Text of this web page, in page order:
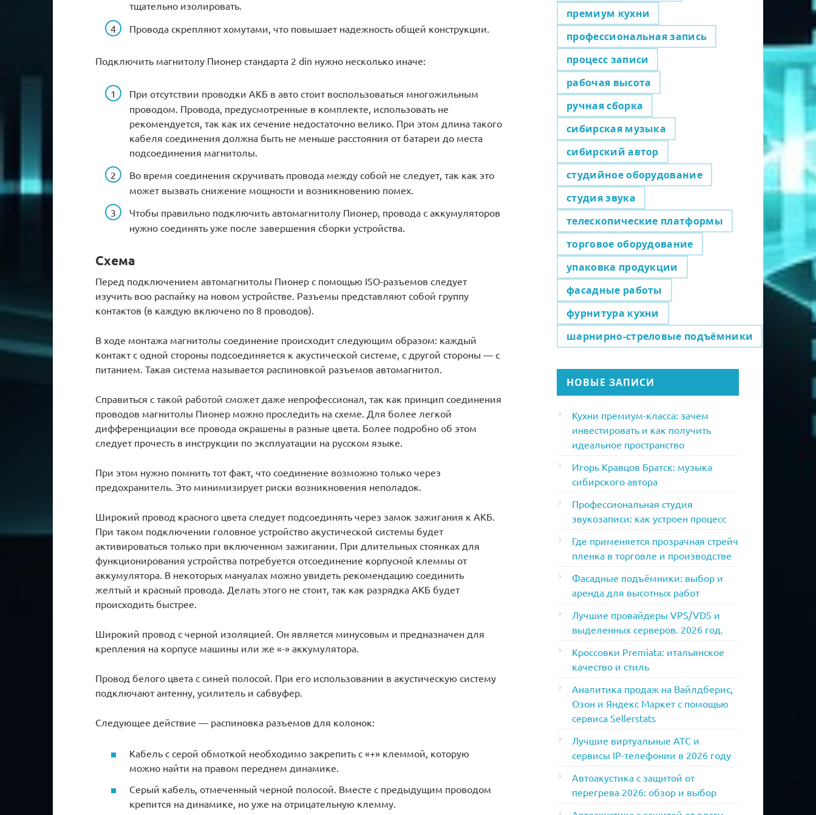
тщательно изолировать.
Провода скрепляют хомутами, что повышает надежность общей конструкции.
Подключить магнитолу Пионер стандарта 2 din нужно несколько иначе:
При отсутствии проводки АКБ в авто стоит воспользоваться многожильным
проводом. Провода, предусмотренные в комплекте, использовать не
рекомендуется, так как их сечение недостаточно велико. При этом длина такого
кабеля соединения должна быть не меньше расстояния от батареи до места
подсоединения магнитолы.
Во время соединения скручивать провода между собой не следует, так как это
может вызвать снижение мощности и возникновению помех.
Чтобы правильно подключить автомагнитолу Пионер, провода с аккумуляторов
нужно соединять уже после завершения сборки устройства.
Схема
Перед подключением автомагнитолы Пионер с помощью ISO-разъемов следует
изучить всю распайку на новом устройстве. Разъемы представляют собой группу
контактов (в каждую включено по 8 проводов).
В ходе монтажа магнитолы соединение происходит следующим образом: каждый
контакт с одной стороны подсоединяется к акустической системе, с другой стороны — с
питанием. Такая система называется распиновкой разъемов автомагнитол.
Справиться с такой работой сможет даже непрофессионал, так как принцип соединения
проводов магнитолы Пионер можно проследить на схеме. Для более легкой
дифференциации все провода окрашены в разные цвета. Более подробно об этом
следует прочесть в инструкции по эксплуатации на русском языке.
При этом нужно помнить тот факт, что соединение возможно только через
предохранитель. Это минимизирует риски возникновения неполадок.
Широкий провод красного цвета следует подсоединять через замок зажигания к АКБ.
При таком подключении головное устройство акустической системы будет
активироваться только при включенном зажигании. При длительных стоянках для
функционирования устройства потребуется отсоединение корпусной клеммы от
аккумулятора. В некоторых мануалах можно увидеть рекомендацию соединить
желтый и красный провода. Делать этого не стоит, так как разрядка АКБ будет
происходить быстрее.
Широкий провод с черной изоляцией. Он является минусовым и предназначен для
крепления на корпусе машины или же «-» аккумулятора.
Провод белого цвета с синей полосой. При его использовании в акустическую систему
подключают антенну, усилитель и сабвуфер.
Следующее действие — распиновка разъемов для колонок:
Кабель с серой обмоткой необходимо закрепить с «+» клеммой, которую
можно найти на правом переднем динамике.
Серый кабель, отмеченный черной полосой. Вместе с предыдущим проводом
крепится на динамике, но уже на отрицательную клемму.
премиум кухни
профессиональная запись
процесс записи
рабочая высота
ручная сборка
сибирская музыка
сибирский автор
студийное оборудование
студия звука
телескопические платформы
торговое оборудование
упаковка продукции
фасадные работы
фурнитура кухни
шарнирно-стреловые подъёмники
НОВЫЕ ЗАПИСИ
Кухни премиум-класса: зачем
инвестировать и как получить
идеальное пространство
Игорь Кравцов Братск: музыка
сибирского автора
Профессиональная студия
звукозаписи: как устроен процесс
Где применяется прозрачная стрейч
пленка в торговле и производстве
Фасадные подъёмники: выбор и
аренда для высотных работ
Лучшие провайдеры VPS/VDS и
выделенных серверов. 2026 год.
Кроссовки Premiata: итальянское
качество и стиль
Аналитика продаж на Вайлдберис,
Озон и Яндекс Маркет с помощью
сервиса Sellerstats
Лучшие виртуальные АТС и
сервисы IP-телефонии в 2026 году
Автоакустика с защитой от
перегрева 2026: обзор и выбор